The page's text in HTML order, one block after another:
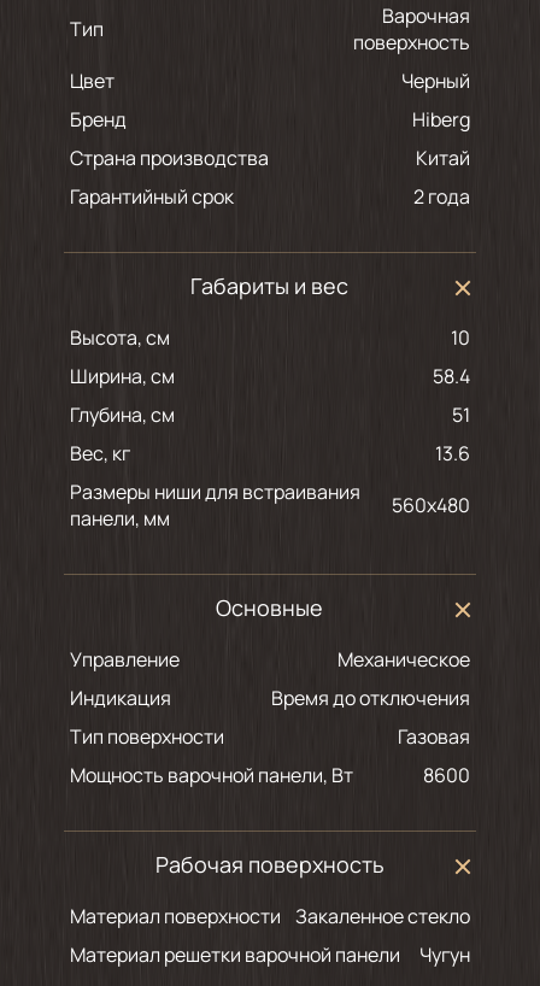
Тип
Варочная
поверхность
Цвет
черный
Бренд
Hiberg
Страна производства
Китай
Гарантийный срок
2 года
Габариты и вес
Высота, см
10
Ширина, см
58.4
Глубина, см
51
Вес, кг
13.6
Размеры ниши для встраивания
панели, мм
560х480
Основные
Управление
Механическое
Индикация
Время до отключения
Тип поверхности
Газовая
Мощность варочной панели, Вт
8600
Рабочая поверхность
Материал поверхности
Закаленное стекло
Материал решетки варочной панели
Чугун